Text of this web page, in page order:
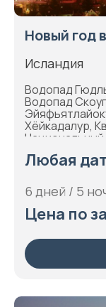
Новый год
Исландия
Водопад
Водопад
Хёйкадалур,
Национальный
Любая
6 дней / 5
Цена по